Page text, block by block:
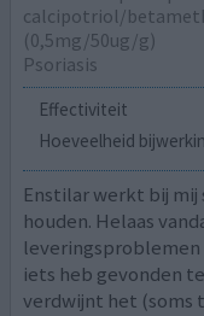
calcipotriol/​
(0,5mg/50ug/g)
Psoriasis
Effectiviteit
Hoeveelheid
Enstilar werkt bij
houden. Helaas
leveringsproblemen
iets heb gevonden
verdwijnt het (soms